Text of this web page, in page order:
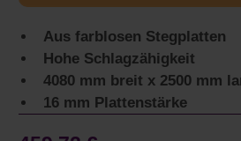
Aus farblosen Stegplatten
Hohe Schlagzähigkeit
4080 mm breit x 2500 mm
16 mm Plattenstärke